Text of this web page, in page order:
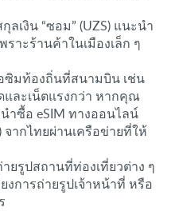
ลเงิน “ซอม” (UZS) แนะนำ
ราะร้านค้าในเมืองเล็ก ๆ
ซิมท้องถิ่นที่สนามบิน เช่น
และเน็ตแรงกว่า หากคุณ
ำซื้อ eSIM ทางออนไลน์
จากไทยผ่านเครือข่ายที่ให้
ยรูปสถานที่ท่องเที่ยวต่าง ๆ
งการถ่ายรูปเจ้าหน้าที่ หรือ